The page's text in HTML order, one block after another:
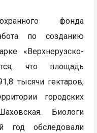
фонда
по созданию
«Верхнерузско-
что площадь
тысячи гектаров,
городских
Биологи
год обследовали